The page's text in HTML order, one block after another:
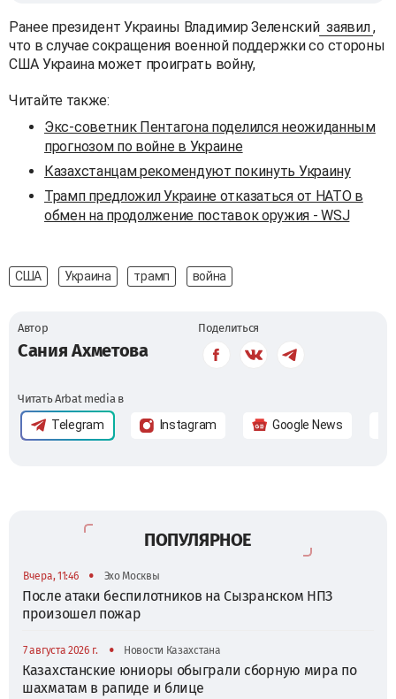
Ранее президент Украины Владимир Зеленский заявил ,
что в случае сокращения военной поддержки со стороны
США Украина может проиграть войну,
Читайте также:
Экс-советник Пентагона поделился неожиданным
прогнозом по войне в Украине
Казахстанцам рекомендуют покинуть Украину
Трамп предложил Украине отказаться от НАТО в
обмен на продолжение поставок оружия - WSJ
США Украина трамп война
Автор
Сания Ахметова
Поделиться
Читать Arbat media в
Telegram Instagram Google News
ПОПУЛЯРНОЕ
Вчера, 11:46 • Эхо Москвы
После атаки беспилотников на Сызранском НПЗ
произошел пожар
7 августа 2026 г. • Новости Казахстана
Казахстанские юниоры обыграли сборную мира по
шахматам в рапиде и блице